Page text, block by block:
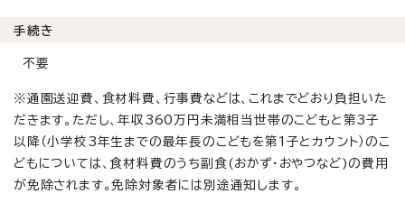
手続き
不要
※通園送迎費、食材料費、行事費などは、これまでどおり負担いた
だきます。ただし、年収360万円未満相当世帯のこどもと第3子
以降（小学校3年生までの最年長のこどもを第1子とカウント）のこ
どもについては、食材料費のうち副食(おかず・おやつなど)の費用
が免除されます。免除対象者には別途通知します。